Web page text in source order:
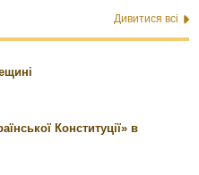
Дивитися всі
Конституції» в